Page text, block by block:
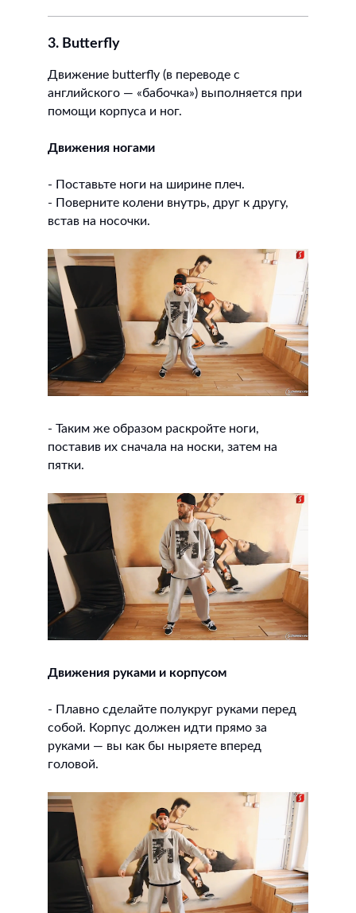
3. Butterfly
Движение butterfly (в переводе с
английского — «бабочка») выполняется при
помощи корпуса и ног.
Движения ногами
- Поставьте ноги на ширине плеч.
- Поверните колени внутрь, друг к другу,
встав на носочки.
- Таким же образом раскройте ноги,
поставив их сначала на носки, затем на
пятки.
Движения руками и корпусом
- Плавно сделайте полукруг руками перед
собой. Корпус должен идти прямо за
руками — вы как бы ныряете вперед
головой.